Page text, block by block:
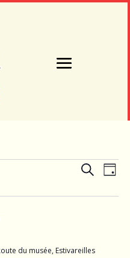
Recherche
navigation
Recherche
de
vues
Jour
du musée, Estivareilles